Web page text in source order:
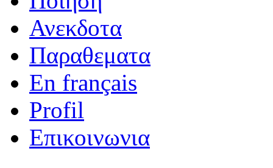
Ανεκδοτα
Παραθεματα
En français
Profil
Επικοινωνια